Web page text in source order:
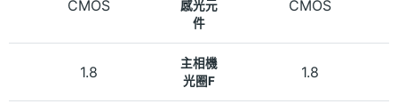
CMOS
感光元
件
CMOS
1.8
主相機
光圈F
1.8